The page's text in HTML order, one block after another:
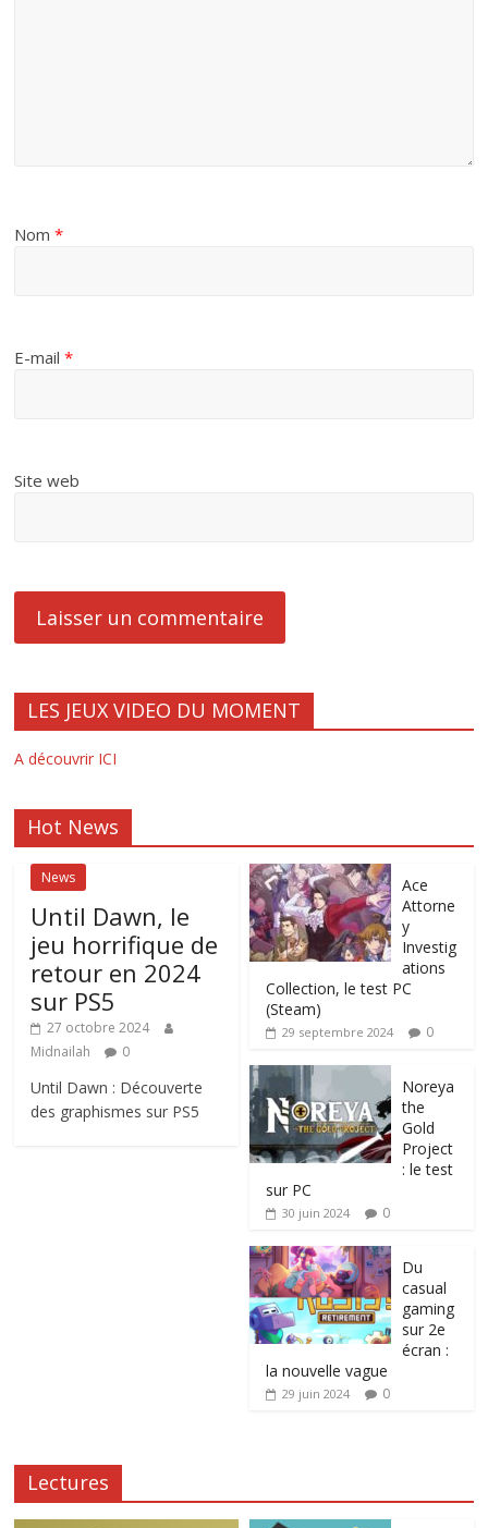
Nom*
E-mail*
Site web
LES JEUX VIDEO DU MOMENT
A découvrir ICI
Hot News
News
Until Dawn, le
jeu horrifique de
retour en 2024
sur PS5
27 octobre 2024
Midnailah
0
Until Dawn : Découverte
des graphismes sur PS5
Ace
Attorne
y
Investig
ations
Collection, le test PC
(Steam)
29 septembre 2024 0
Noreya
the
Gold
Project
: le test
sur PC
30 juin 2024 0
Du
casual
gaming
sur 2e
écran :
la nouvelle vague
29 juin 2024 0
Lectures